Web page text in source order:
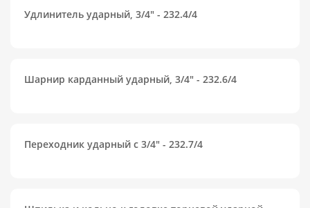
Удлинитель ударный, 3/4" - 232.4/4
Шарнир карданный ударный, 3/4" - 232.6/4
Переходник ударный с 3/4" - 232.7/4